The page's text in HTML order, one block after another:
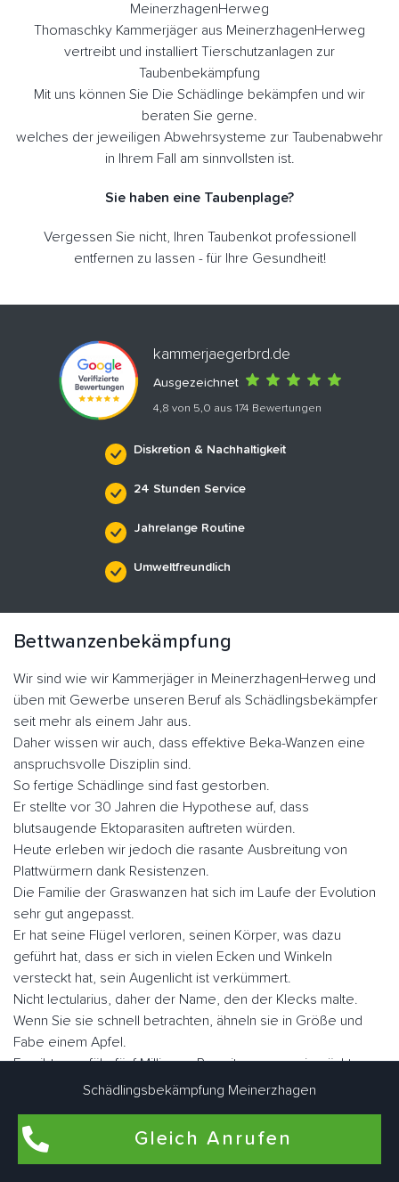
MeinerzhagenHerweg
Thomaschky Kammerjäger aus MeinerzhagenHerweg
vertreibt und installiert Tierschutzanlagen zur
Taubenbekämpfung
Mit uns können Sie Die Schädlinge bekämpfen und wir
beraten Sie gerne.
welches der jeweiligen Abwehrsysteme zur Taubenabwehr
in Ihrem Fall am sinnvollsten ist.
Sie haben eine Taubenplage?
Vergessen Sie nicht, Ihren Taubenkot professionell
entfernen zu lassen - für Ihre Gesundheit!
kammerjaegerbrd.de
Ausgezeichnet
4,8 von 5,0 aus 174 Bewertungen
Diskretion & Nachhaltigkeit
24 Stunden Service
Jahrelange Routine
Umweltfreundlich
Bettwanzenbekämpfung
Wir sind wie wir Kammerjäger in MeinerzhagenHerweg und
üben mit Gewerbe unseren Beruf als Schädlingsbekämpfer
seit mehr als einem Jahr aus.
Daher wissen wir auch, dass effektive Beka-Wanzen eine
anspruchsvolle Disziplin sind.
So fertige Schädlinge sind fast gestorben.
Er stellte vor 30 Jahren die Hypothese auf, dass
blutsaugende Ektoparasiten auftreten würden.
Heute erleben wir jedoch die rasante Ausbreitung von
Plattwürmern dank Resistenzen.
Die Familie der Graswanzen hat sich im Laufe der Evolution
sehr gut angepasst.
Er hat seine Flügel verloren, seinen Körper, was dazu
geführt hat, dass er sich in vielen Ecken und Winkeln
versteckt hat, sein Augenlicht ist verkümmert.
Nicht lectularius, daher der Name, den der Klecks malte.
Wenn Sie sie schnell betrachten, ähneln sie in Größe und
Fabe einem Apfel.
Es gibt ungefähr fünf Millionen Parasiten, wenn sie nüchtern
sind, aber sie können eine Größe von fast einem Zoll
Der Mensch ist der Hauptwirt blutsaugender Ektoparasiten.
Schädlingsbekämpfung Meinerzhagen
Gleich Anrufen